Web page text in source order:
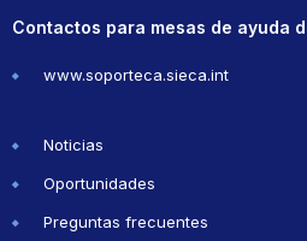
Contactos para mesas de ayuda
www.soporteca.sieca.int
Noticias
Oportunidades
Preguntas frecuentes